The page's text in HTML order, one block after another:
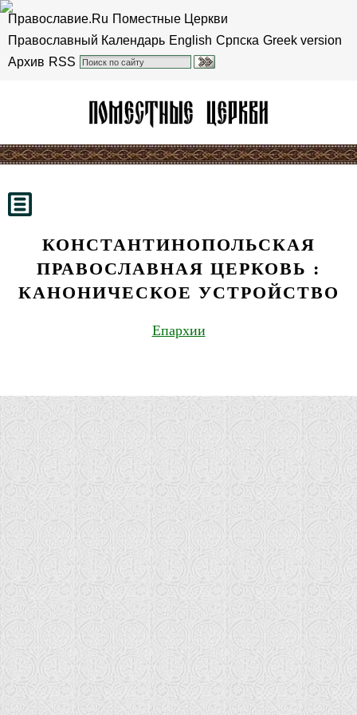
Православие.Ru Поместные Церкви
Православный Календарь English Српска Greek version
Архив RSS
КОНСТАНТИНОПОЛЬСКАЯ
ПРАВОСЛАВНАЯ ЦЕРКОВЬ :
КАНОНИЧЕСКОЕ УСТРОЙСТВО
Епархии